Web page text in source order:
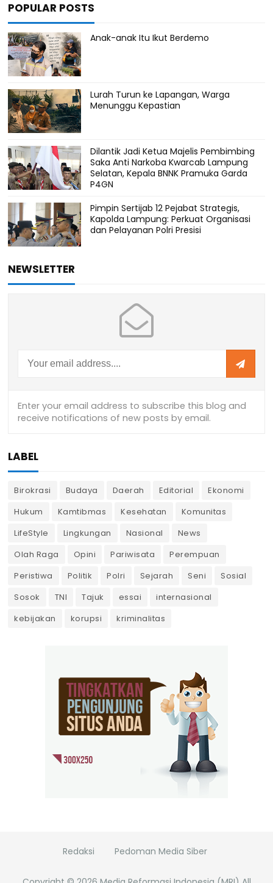
POPULAR POSTS
Anak-anak Itu Ikut Berdemo
Lurah Turun ke Lapangan, Warga
Menunggu Kepastian
Dilantik Jadi Ketua Majelis Pembimbing
Saka Anti Narkoba Kwarcab Lampung
Selatan, Kepala BNNK Pramuka Garda
P4GN
Pimpin Sertijab 12 Pejabat Strategis,
Kapolda Lampung: Perkuat Organisasi
dan Pelayanan Polri Presisi
NEWSLETTER
LABEL
Birokrasi Budaya Daerah Editorial
Ekonomi
Hukum
Kamtibmas Kesehatan
Komunitas
LifeStyle
Lingkungan Nasional
News
Olah Raga
Opini Pariwisata
Perempuan
Peristiwa
Politik Polri Sejarah Seni
Sosial
Sosok
TNI Tajuk essai
internasional
kebijakan
korupsi kriminalitas
Redaksi Pedoman Media Siber